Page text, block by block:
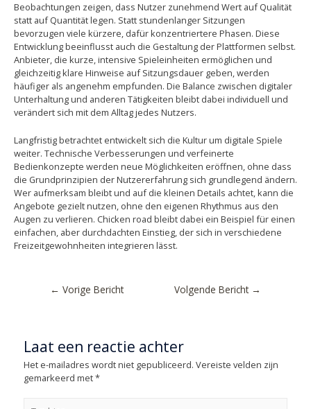
Beobachtungen zeigen, dass Nutzer zunehmend Wert auf Qualität
statt auf Quantität legen. Statt stundenlanger Sitzungen
bevorzugen viele kürzere, dafür konzentriertere Phasen. Diese
Entwicklung beeinflusst auch die Gestaltung der Plattformen selbst.
Anbieter, die kurze, intensive Spieleinheiten ermöglichen und
gleichzeitig klare Hinweise auf Sitzungsdauer geben, werden
häufiger als angenehm empfunden. Die Balance zwischen digitaler
Unterhaltung und anderen Tätigkeiten bleibt dabei individuell und
verändert sich mit dem Alltag jedes Nutzers.
Langfristig betrachtet entwickelt sich die Kultur um digitale Spiele
weiter. Technische Verbesserungen und verfeinerte
Bedienkonzepte werden neue Möglichkeiten eröffnen, ohne dass
die Grundprinzipien der Nutzererfahrung sich grundlegend ändern.
Wer aufmerksam bleibt und auf die kleinen Details achtet, kann die
Angebote gezielt nutzen, ohne den eigenen Rhythmus aus den
Augen zu verlieren. Chicken road bleibt dabei ein Beispiel für einen
einfachen, aber durchdachten Einstieg, der sich in verschiedene
Freizeitgewohnheiten integrieren lässt.
← Vorige Bericht Volgende Bericht →
Laat een reactie achter
Het e-mailadres wordt niet gepubliceerd. Vereiste velden zijn
gemarkeerd met*